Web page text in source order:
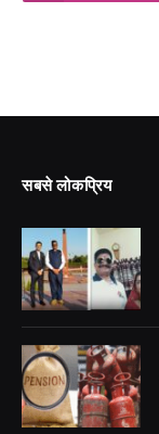
सबसे लोकप्रिय